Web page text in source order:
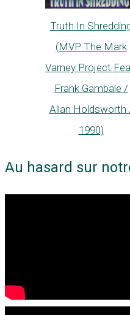
Truth In
(MVP The Mark
Varney Project
Frank Gambale /
Allan Holdsworth
1990)
Au hasard sur